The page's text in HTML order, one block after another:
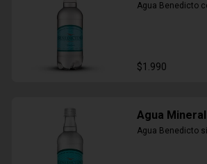
Agua Benedicto
$1.990
Agua Mineral
Agua Benedicto